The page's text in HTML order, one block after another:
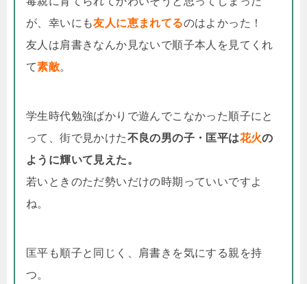
が、幸いにも友人に恵まれてるのはよかった！
友人は肩書きなんか見ないで順子本人を見てくれ
て素敵。
学生時代勉強ばかりで遊んでこなかった順子にと
って、街で見かけた不良の男の子・匡平は花火の
ように輝いて見えた。
若いときのただ勢いだけの時期っていいですよ
ね。
匡平も順子と同じく、肩書きを気にする親を持
つ。